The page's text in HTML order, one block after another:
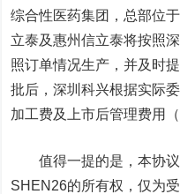
综合性医药集团，总部位
立泰及惠州信立泰将按照
照订单情况生产，并及时
批后，深圳科兴根据实际
加工费及上市后管理费用
值得一提的是，本协
SHEN26的所有权，仅为